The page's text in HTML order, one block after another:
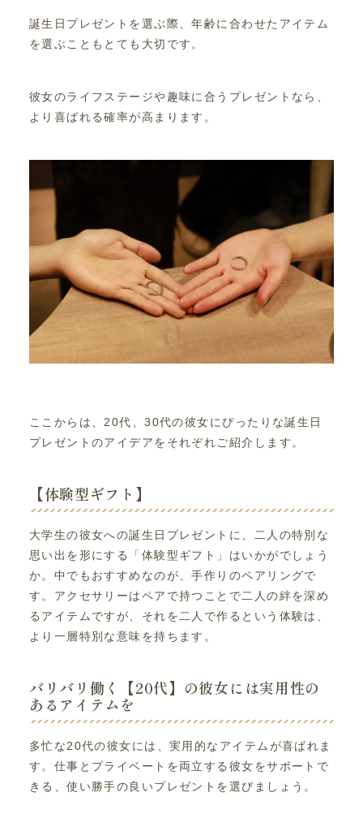
誕生日プレゼントを選ぶ際、年齢に合わせたアイテム
を選ぶこともとても大切です。
彼女のライフステージや趣味に合うプレゼントなら、
より喜ばれる確率が高まります。
ここからは、20代、30代の彼女にぴったりな誕生日
プレゼントのアイデアをそれぞれご紹介します。
【体験型ギフト】
大学生の彼女への誕生日プレゼントに、二人の特別な
思い出を形にする「体験型ギフト」はいかがでしょう
か。中でもおすすめなのが、手作りのペアリングで
す。アクセサリーはペアで持つことで二人の絆を深め
るアイテムですが、それを二人で作るという体験は、
より一層特別な意味を持ちます。
バリバリ働く【20代】の彼女には実用性の
あるアイテムを
多忙な20代の彼女には、実用的なアイテムが喜ばれま
す。仕事とプライベートを両立する彼女をサポートで
きる、使い勝手の良いプレゼントを選びましょう。